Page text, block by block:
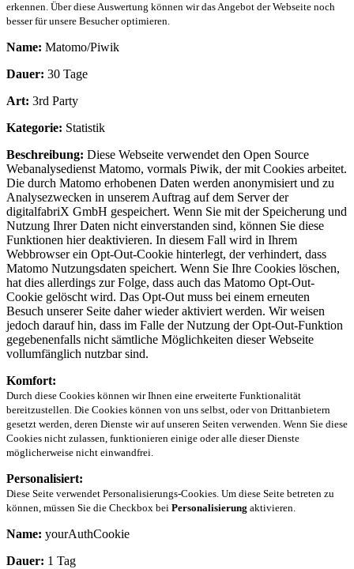
erkennen. Über diese Auswertung können wir das Angebot der Webseite noch
besser für unsere Besucher optimieren.
Name: Matomo/Piwik
Dauer: 30 Tage
Art: 3rd Party
Kategorie: Statistik
Beschreibung: Diese Webseite verwendet den Open Source
Webanalysedienst Matomo, vormals Piwik, der mit Cookies arbeitet.
Die durch Matomo erhobenen Daten werden anonymisiert und zu
Analysezwecken in unserem Auftrag auf dem Server der
digitalfabriX GmbH gespeichert. Wenn Sie mit der Speicherung und
Nutzung Ihrer Daten nicht einverstanden sind, können Sie diese
Funktionen hier deaktivieren. In diesem Fall wird in Ihrem
Webbrowser ein Opt-Out-Cookie hinterlegt, der verhindert, dass
Matomo Nutzungsdaten speichert. Wenn Sie Ihre Cookies löschen,
hat dies allerdings zur Folge, dass auch das Matomo Opt-Out-
Cookie gelöscht wird. Das Opt-Out muss bei einem erneuten
Besuch unserer Seite daher wieder aktiviert werden. Wir weisen
jedoch darauf hin, dass im Falle der Nutzung der Opt-Out-Funktion
gegebenenfalls nicht sämtliche Möglichkeiten dieser Webseite
vollumfänglich nutzbar sind.
Komfort:
Durch diese Cookies können wir Ihnen eine erweiterte Funktionalität
bereitzustellen. Die Cookies können von uns selbst, oder von Drittanbietern
gesetzt werden, deren Dienste wir auf unseren Seiten verwenden. Wenn Sie diese
Cookies nicht zulassen, funktionieren einige oder alle dieser Dienste
möglicherweise nicht einwandfrei.
Personalisiert:
Diese Seite verwendet Personalisierungs-Cookies. Um diese Seite betreten zu
können, müssen Sie die Checkbox bei Personalisierung aktivieren.
Name: yourAuthCookie
Dauer: 1 Tag